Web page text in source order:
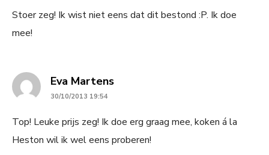
Stoer zeg! Ik wist niet eens dat dit bestond :P. Ik doe
mee!
Eva Martenssays:
30/10/2013 19:54
Top! Leuke prijs zeg! Ik doe erg graag mee, koken á la
Heston wil ik wel eens proberen!